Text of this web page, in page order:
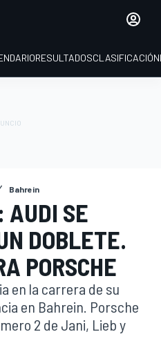
RESULTADOSCLASIFICACIÓN
Bahrein
AUDI SE
DOBLETE.
PORSCHE
en la carrera de su
en Bahrein. Porsche
2 de Jani, Lieb y